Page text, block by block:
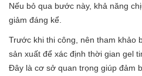
Nếu bỏ qua bước này, khả năng
giảm đáng kể.
Trước khi thi công, nên tham khảo
sản xuất để xác định thời gian gel
Đây là cơ sở quan trọng giúp đảm